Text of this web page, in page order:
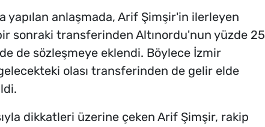
yapılan anlaşmada, Arif Şimşir'in ilerleyen
sonraki transferinden Altınordu'nun yüzde 25
de sözleşmeye eklendi. Böylece İzmir
olası transferinden de gelir elde
dikkatleri üzerine çeken Arif Şimşir, rakip